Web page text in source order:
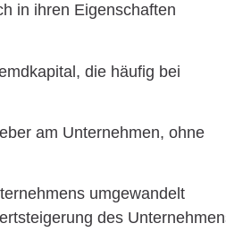
in ihren Eigenschaften
die häufig bei
am Unternehmen, ohne
umgewandelt
des